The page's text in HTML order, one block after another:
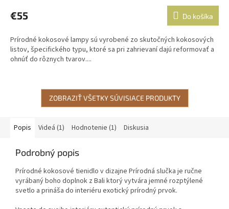
produktu
je
z
5
hviezdičiek.
€55 Do košíka
Prírodné kokosové lampy sú vyrobené zo skutočných kokosových
listov, špecifického typu, ktoré sa pri zahrievaní dajú reformovať a
ohnúť do rôznych tvarov....
ZOBRAZIŤ VŠETKY SÚVISIACE PRODUKTY
Popis Videá (1) Hodnotenie (1) Diskusia
Podrobný popis
Prírodné kokosové tienidlo v dizajne Prírodná slučka je ručne
vyrábaný boho doplnok z Bali ktorý vytvára jemné rozptýlené
svetlo a prináša do interiéru exotický prírodný prvok.